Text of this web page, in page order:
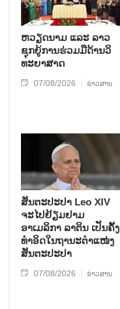
ຫວຽດ​ນາມ ແລະ ລາວ​
ຊຸກ​ຍູ້​ການ​ຮ່ວມ​ມື​ດ້ານວ​ິ​
ທະ​ຍາ​ສາດ
07/08/2026 ຂ່າວສານ
ສັນຕະປະປາ Leo XIV
ຈະໄປຢ້ຽມຢາມ
ອາເມລິກາ ລາຕິນ ເປັນຄັ້ງ
ທຳອິດໃນຖານະຕຳແໜ່ງ
ສັນຕະປະປາ
07/08/2026 ຂ່າວສານ